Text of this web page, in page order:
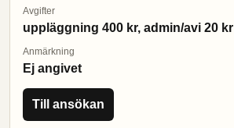
Avgifter
uppläggning 400 kr, admin/avi 20 kr
Anmärkning
Ej angivet
Till ansökan